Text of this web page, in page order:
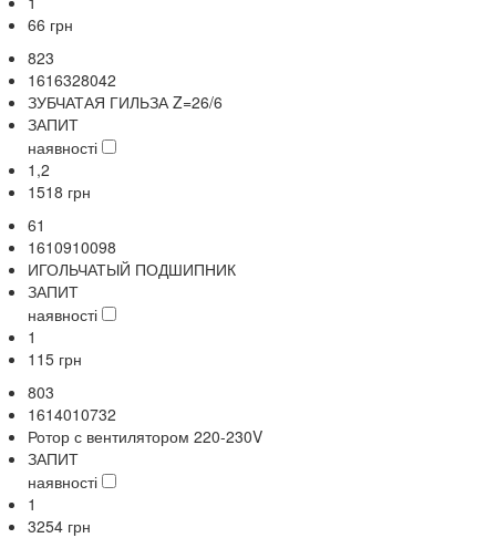
66 грн
823
1616328042
ЗУБЧАТАЯ ГИЛЬЗА Z=26/6
ЗАПИТ
наявності
1,2
1518 грн
61
1610910098
ИГОЛЬЧАТЫЙ ПОДШИПНИК
ЗАПИТ
наявності
1
115 грн
803
1614010732
Ротор с вентилятором 220-230V
ЗАПИТ
наявності
1
3254 грн